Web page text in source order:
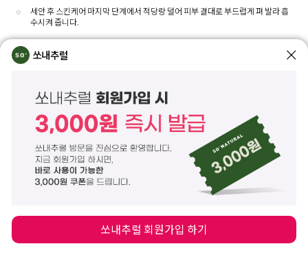
세안 후 스킨케어 마지막 단계에서 적당량 덜어 피부 결대로 부드럽게 펴 발라 흡
수시켜 줍니다.
정제수, 카프릴릭/카프릭트라이글리세라이드, 글리세린, 부틸렌글라이콜, 다이아이
소스테아릴말레이트, C12-15알킬벤조에이트, 판테놀, 사라수씨버터(25,000ppm),
비스-다이글리세릴폴리아실아디페이트-2, C14-22알코올, 나이아신아마이드, 펜틸
렌글라이콜, 세테아릴알코올, 1,2-헥산다이올, 카나우바왁스, 황련추출물, 카카오추
출물, 해바라기씨오일, 호호바씨오일, 글리세릴스테아레이트, 폴리솔베이트60,
C12-20알킬글루코사이드, 하이드로제네이티드쌀겨오일, 아크릴레이트/C10-30알
킬아크릴레이트크로스폴리머, 트로메타민, 하이드로제네이티드레시틴, 세테아릴글
루코사이드, 하이드록시에틸아크릴레이트/소듐아크릴로일다이메틸타우레이트코
폴리머, 에틸헥실글리세린, 글리세릴아크릴레이트/아크릴릭애씨드코폴리머, 아데
노신, 다이라우릴티오다이프로피오네이트, 옥타데실다이-t-부틸-4-하이드록시하이
글리세릴-10스테아레이트, 덱스트린, 하이드록시프로필트라이모늄하이알루로네이
트, 토코페롤, C12-16알코올, 향료, 벤질벤조에이트, 벤질살리실레이트
쏘내추럴
쏘내추럴 회원가입 하기